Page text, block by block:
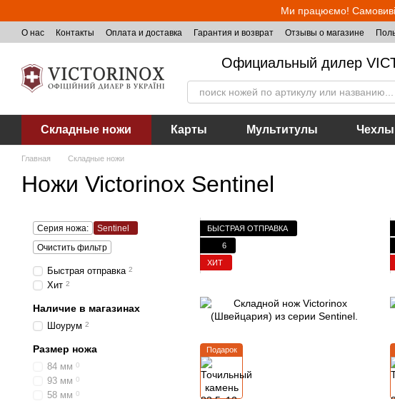
Ми працюємо!
О нас Контакты Оплата и доставка Гарантия и возврат Отзывы о магазине
Официальный дилер
Складные ножи Карты Мультитулы Чехлы
Главная Складные ножи
Ножи Victorinox Sentinel
Подарок
БЫСТРАЯ ОТПРАВКА
6
ХИТ
Серия ножа:
Sentinel
Очистить фильтр
Быстрая отправка 2
Хит 2
Наличие в магазинах
Шоурум 2
Размер ножа
84 мм 0
93 мм 0
58 мм 0